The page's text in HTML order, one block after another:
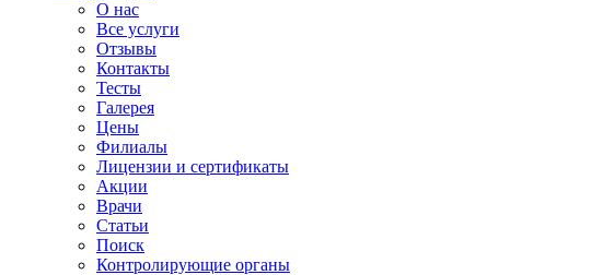
О нас
Все услуги
Отзывы
Контакты
Тесты
Галерея
Цены
Филиалы
Лицензии и сертификаты
Акции
Врачи
Статьи
Поиск
Контролирующие органы